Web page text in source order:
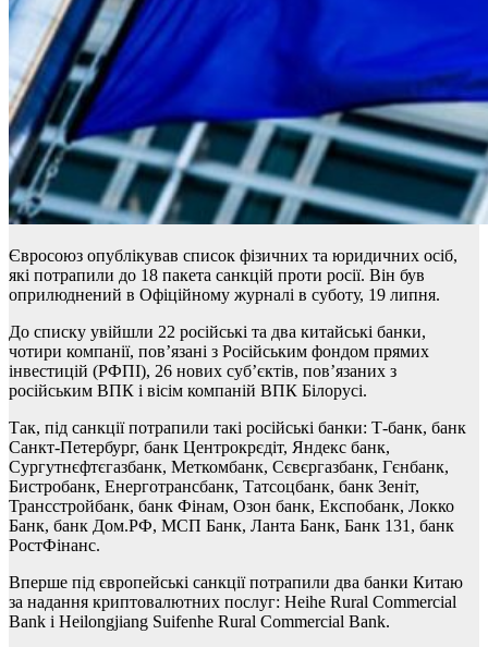
Євросоюз опублікував список фізичних та юридичних осіб,
які потрапили до 18 пакета санкцій проти росії. Він був
оприлюднений в Офіційному журналі в суботу, 19 липня.
До списку увійшли 22 російські та два китайські банки,
чотири компанії, пов’язані з Російським фондом прямих
інвестицій (РФПІ), 26 нових суб’єктів, пов’язаних з
російським ВПК і вісім компаній ВПК Білорусі.
Так, під санкції потрапили такі російські банки: Т-банк, банк
Санкт-Петербург, банк Центрокрєдіт, Яндекс банк,
Сургутнєфтєгазбанк, Меткомбанк, Сєвєргазбанк, Гєнбанк,
Бистробанк, Енерготрансбанк, Татсоцбанк, банк Зеніт,
Трансстройбанк, банк Фінам, Озон банк, Експобанк, Локко
Банк, банк Дом.РФ, МСП Банк, Ланта Банк, Банк 131, банк
РостФінанс.
Вперше під європейські санкції потрапили два банки Китаю
за надання криптовалютних послуг: Heihe Rural Commercial
Bank і Heilongjiang Suifenhe Rural Commercial Bank.